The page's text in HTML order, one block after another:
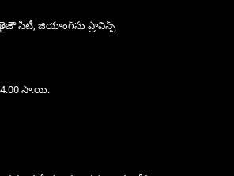
సిటీ, జియాంగ్‌సు ప్రావిన్స్
సా.యి.